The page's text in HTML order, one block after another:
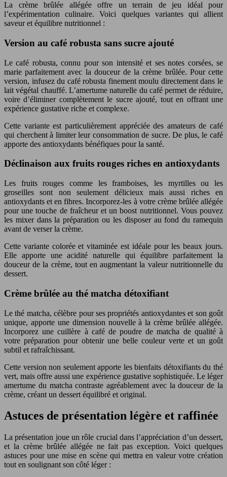
La crème brûlée allégée offre un terrain de jeu idéal pour
l’expérimentation culinaire. Voici quelques variantes qui allient
saveur et équilibre nutritionnel :
Version au café robusta sans sucre ajouté
Le café robusta, connu pour son intensité et ses notes corsées, se
marie parfaitement avec la douceur de la crème brûlée. Pour cette
version, infusez du café robusta finement moulu directement dans le
lait végétal chauffé. L’amertume naturelle du café permet de réduire,
voire d’éliminer complètement le sucre ajouté, tout en offrant une
expérience gustative riche et complexe.
Cette variante est particulièrement appréciée des amateurs de café
qui cherchent à limiter leur consommation de sucre. De plus, le café
apporte des antioxydants bénéfiques pour la santé.
Déclinaison aux fruits rouges riches en antioxydants
Les fruits rouges comme les framboises, les myrtilles ou les
groseilles sont non seulement délicieux mais aussi riches en
antioxydants et en fibres. Incorporez-les à votre crème brûlée allégée
pour une touche de fraîcheur et un boost nutritionnel. Vous pouvez
les mixer dans la préparation ou les disposer au fond du ramequin
avant de verser la crème.
Cette variante colorée et vitaminée est idéale pour les beaux jours.
Elle apporte une acidité naturelle qui équilibre parfaitement la
douceur de la crème, tout en augmentant la valeur nutritionnelle du
dessert.
Crème brûlée au thé matcha détoxifiant
Le thé matcha, célèbre pour ses propriétés antioxydantes et son goût
unique, apporte une dimension nouvelle à la crème brûlée allégée.
Incorporez une cuillère à café de poudre de matcha de qualité à
votre préparation pour obtenir une belle couleur verte et un goût
subtil et rafraîchissant.
Cette version non seulement apporte les bienfaits détoxifiants du thé
vert, mais offre aussi une expérience gustative sophistiquée. Le léger
amertume du matcha contraste agréablement avec la douceur de la
crème, créant un dessert équilibré et original.
Astuces de présentation légère et raffinée
La présentation joue un rôle crucial dans l’appréciation d’un dessert,
et la crème brûlée allégée ne fait pas exception. Voici quelques
astuces pour une mise en scène qui mettra en valeur votre création
tout en soulignant son côté léger :